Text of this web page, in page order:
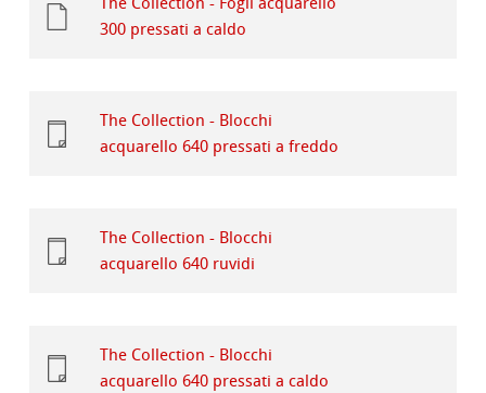
300 pressati a caldo
The Collection - Blocchi
acquarello 640 pressati a freddo
The Collection - Blocchi
acquarello 640 ruvidi
The Collection - Blocchi
acquarello 640 pressati a caldo